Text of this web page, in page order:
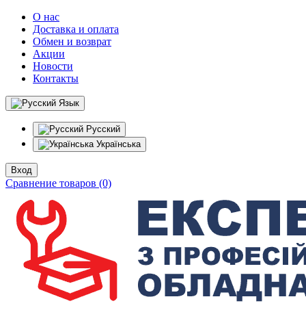
О нас
Доставка и оплата
Обмен и возврат
Акции
Новости
Контакты
Язык
Русский
Українська
Вход
Сравнение товаров (0)